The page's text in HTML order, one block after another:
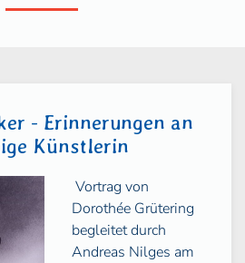
- Erinnerungen an
Künstlerin
Vortrag von
Dorothée Grütering
begleitet durch
Andreas Nilges am